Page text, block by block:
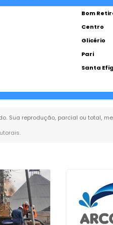
Bom
Centro
Glicério
Pari
Santa
Sua reprodução, parcial ou total,
.